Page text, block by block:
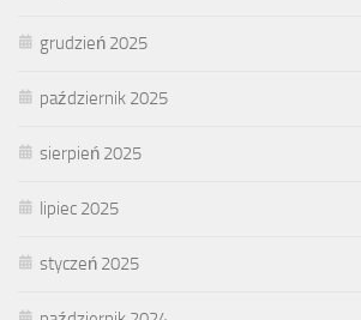
grudzień 2025
październik 2025
sierpień 2025
lipiec 2025
styczeń 2025